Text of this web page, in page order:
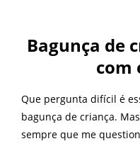
Bagunça de
com
Que pergunta difícil é
bagunça de criança.
sempre que me